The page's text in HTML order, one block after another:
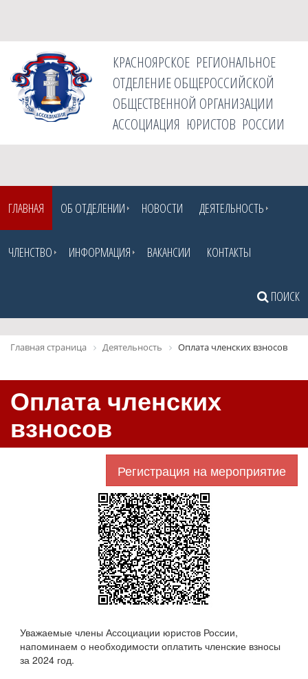
КРАСНОЯРСКОЕ РЕГИОНАЛЬНОЕ
ОТДЕЛЕНИЕ ОБЩЕРОССИЙСКОЙ
ОБЩЕСТВЕННОЙ ОРГАНИЗАЦИИ
АССОЦИАЦИЯ ЮРИСТОВ РОССИИ
ГЛАВНАЯ ОБ ОТДЕЛЕНИИ НОВОСТИ ДЕЯТЕЛЬНОСТЬ
ЧЛЕНСТВО ИНФОРМАЦИЯ ВАКАНСИИ КОНТАКТЫ
ПОИСК
Главная страница Деятельность Оплата членских взносов
Оплата членских
взносов
Регистрация на мероприятие
Уважаемые члены Ассоциации юристов России,
напоминаем о необходимости оплатить членские взносы
за 2024 год.